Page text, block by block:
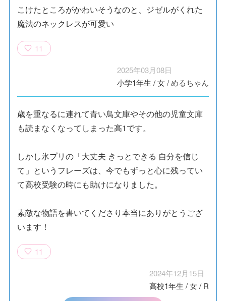
こけたところがかわいそうなのと、ジゼルがくれた
魔法のネックレスが可愛い
11
2025年03月08日
小学1年生 /女/めるちゃん
歳を重なるに連れて青い鳥文庫やその他の児童文庫
も読まなくなってしまった高1です。
しかし氷プリの「大丈夫 きっとできる 自分を信じ
て」というフレーズは、今でもずっと心に残ってい
て高校受験の時にも助けになりました。
素敵な物語を書いてくださり本当にありがとうござ
います！
11
2024年12月15日
高校1年生 /女/ R